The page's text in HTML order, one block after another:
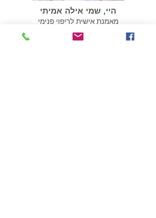
היי, שמי אילה אמיתי
מאמנת אישית לריפוי פנימי
עוזרת לנפגעי ושורדי נרקיסיזם